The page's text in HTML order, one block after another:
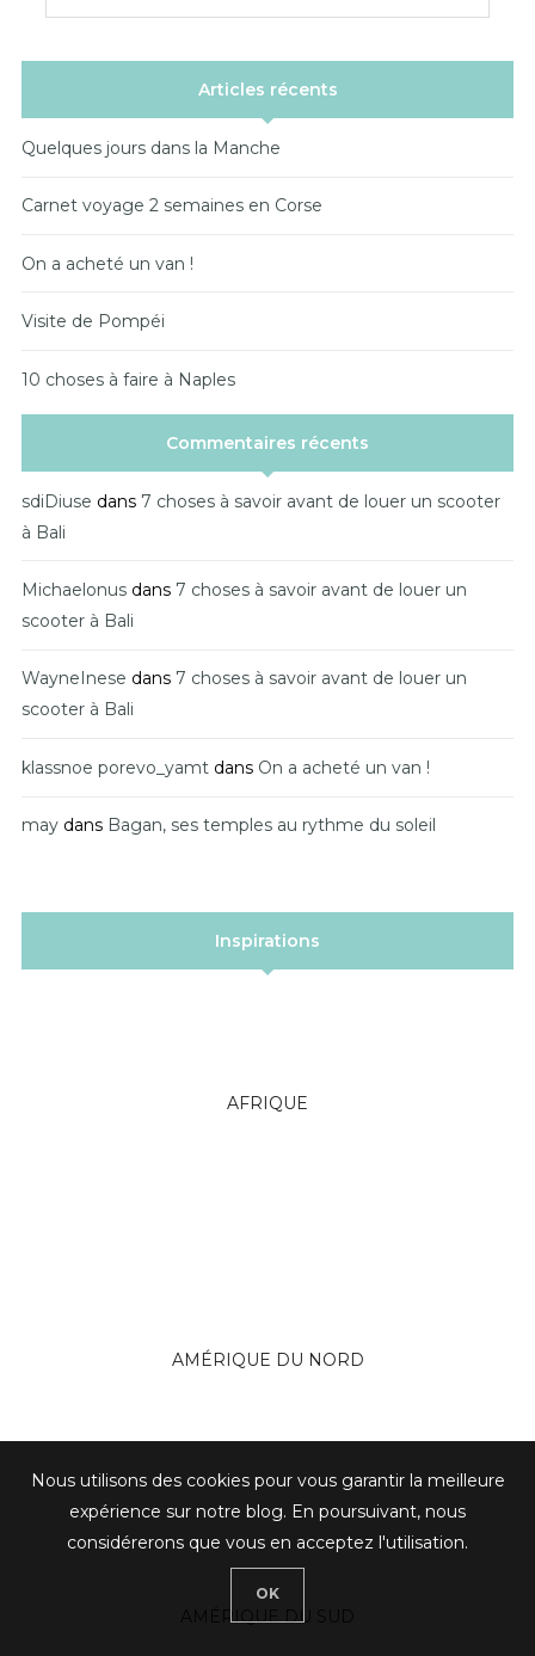
Articles récents
Quelques jours dans la Manche
Carnet voyage 2 semaines en Corse
On a acheté un van !
Visite de Pompéi
10 choses à faire à Naples
Commentaires récents
sdiDiuse dans 7 choses à savoir avant de louer un scooter
à Bali
Michaelonus dans 7 choses à savoir avant de louer un
scooter à Bali
WayneInese dans 7 choses à savoir avant de louer un
scooter à Bali
klassnoe porevo_yamt dans On a acheté un van !
may dans Bagan, ses temples au rythme du soleil
Inspirations
AFRIQUE
AMÉRIQUE DU NORD
AMÉRIQUE DU SUD
Nous utilisons des cookies pour vous garantir la meilleure
expérience sur notre blog. En poursuivant, nous
considérerons que vous en acceptez l'utilisation.
OK